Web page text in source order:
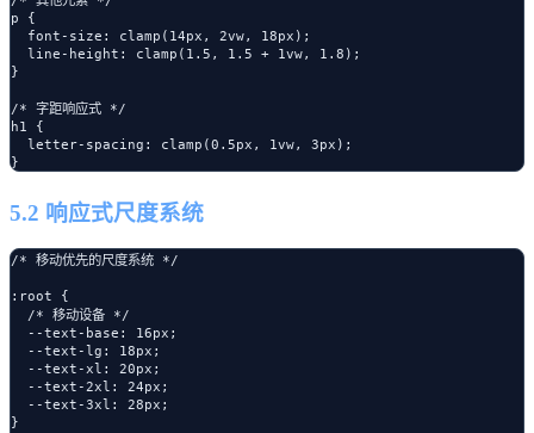
p {
  font-size: clamp(14px, 2vw, 18px);
  line-height: clamp(1.5, 1.5 + 1vw, 1.8);
}
/* 字距响应式 */
h1 {
  letter-spacing: clamp(0.5px, 1vw, 3px);
5.2 响应式尺度系统
/* 移动优先的尺度系统 */
:root {
  /* 移动设备 */
  --text-base: 16px;
  --text-lg: 18px;
  --text-xl: 20px;
  --text-2xl: 24px;
  --text-3xl: 28px;
}